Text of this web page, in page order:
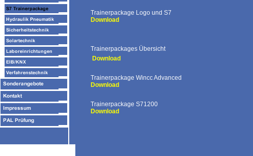
Trainerpackage Logo und S7
Download
Trainerpackages Übersicht
Download
Trainerpackage Wincc Advanced
Download
Trainerpackage S71200
Download